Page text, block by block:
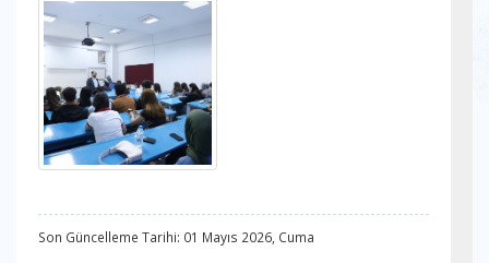
Son Güncelleme Tarihi: 01 Mayıs 2026, Cuma